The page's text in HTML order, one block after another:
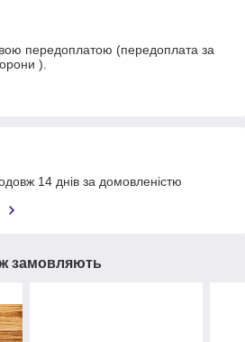
передоплатою (передоплата за
).
14 днів за домовленістю
замовляють